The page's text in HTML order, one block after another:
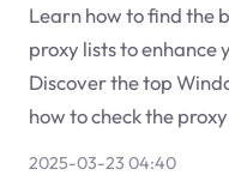
Learn how to find the
proxy lists to enhance
Discover the top
how to check the
2025-03-23 04:40